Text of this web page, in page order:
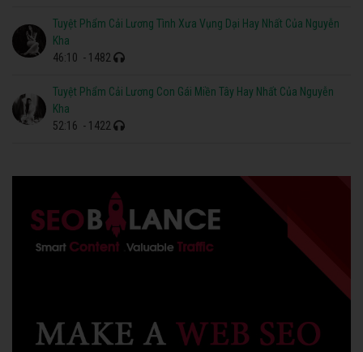
Tuyệt Phẩm Cải Lương Tình Xưa Vụng Dại Hay Nhất Của Nguyễn
Kha
46:10 - 1482
Tuyệt Phẩm Cải Lương Con Gái Miền Tây Hay Nhất Của Nguyễn
Kha
52:16 - 1422